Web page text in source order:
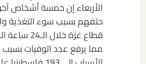
الأربعاء إن خمسة أشخاص
حتفهم بسبب سوء التغذية
قطاع غزة خلال
مما يرفع عدد الوفيات